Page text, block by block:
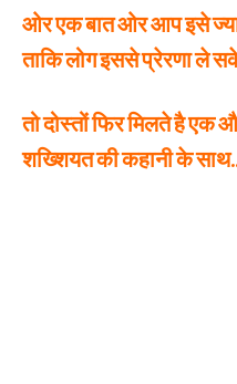
ओर एक बात ओर आप इसे
ताकि लोग इससे प्रेरणा ले
तो दोस्तों फिर मिलते है एक
शख्शियत की कहानी के